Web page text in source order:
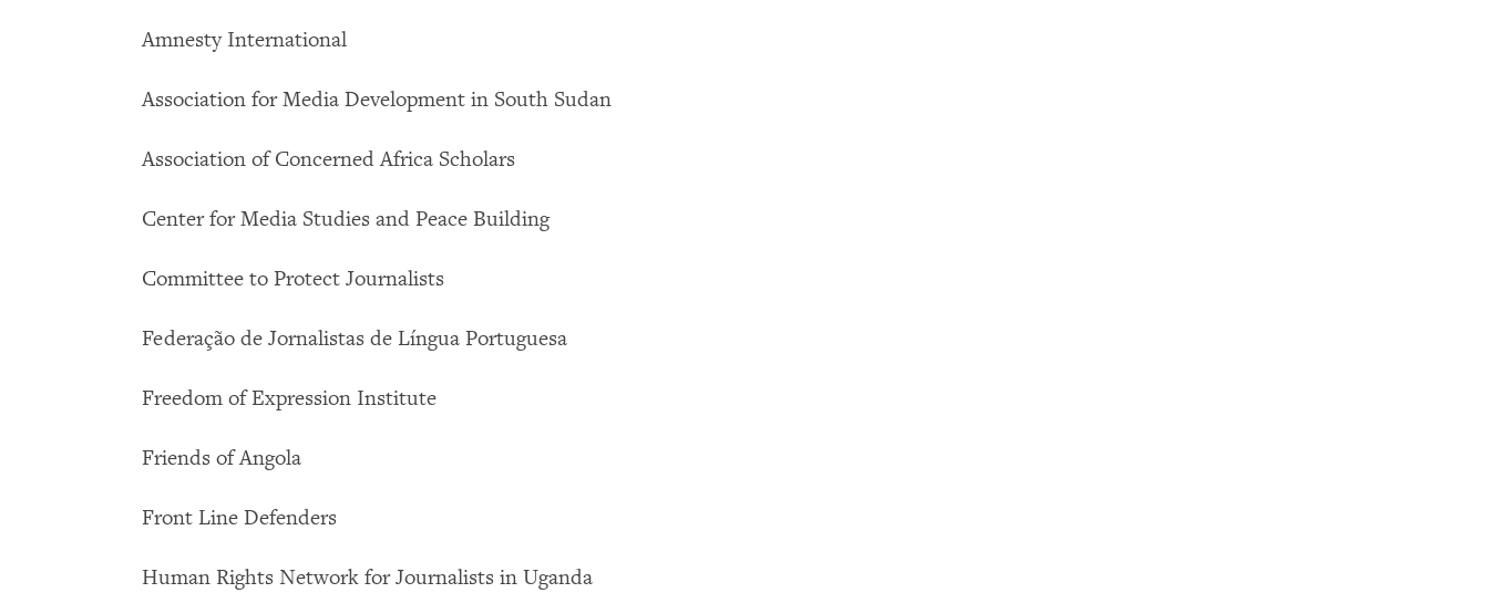
Amnesty International
Association for Media Development in South Sudan
Association of Concerned Africa Scholars
Center for Media Studies and Peace Building
Committee to Protect Journalists
Federação de Jornalistas de Língua Portuguesa
Freedom of Expression Institute
Friends of Angola
Front Line Defenders
Human Rights Network for Journalists in Uganda